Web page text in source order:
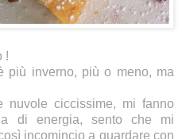
!
più inverno, più o meno, ma
ciccissime, mi fanno
di energia, sento che mi
incomincio a guardare con